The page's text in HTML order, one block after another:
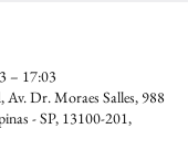
– 17:03
Dr. Moraes Salles, 988
- SP, 13100-201,